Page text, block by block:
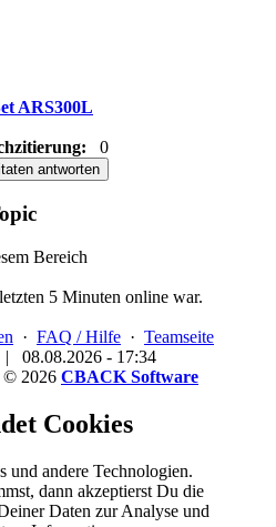
ARS300L
0
antworten
Bereich
5 Minuten online war.
· FAQ / Hilfe · Teamseite
|
08.08.2026 - 17:34
© 2026 CBACK Software
Cookies
und andere Technologien.
dann akzeptierst Du die
Daten zur Analyse und